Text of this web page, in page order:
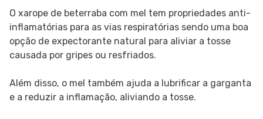
O xarope de beterraba com mel tem propriedades anti-
inflamatórias para as vias respiratórias sendo uma boa
opção de expectorante natural para aliviar a tosse
causada por gripes ou resfriados.
Além disso, o mel também ajuda a lubrificar a garganta
e a reduzir a inflamação, aliviando a tosse.